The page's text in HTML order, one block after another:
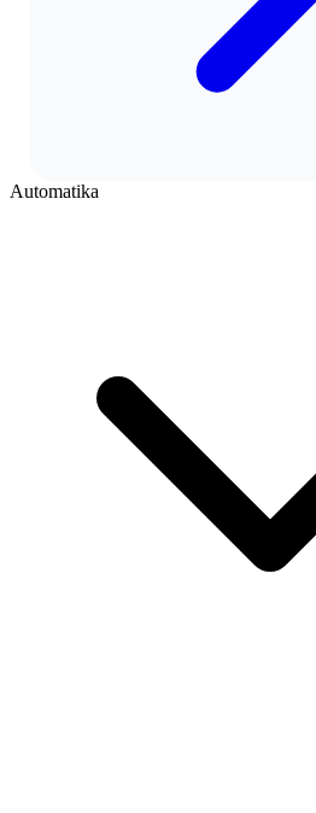
Automatika